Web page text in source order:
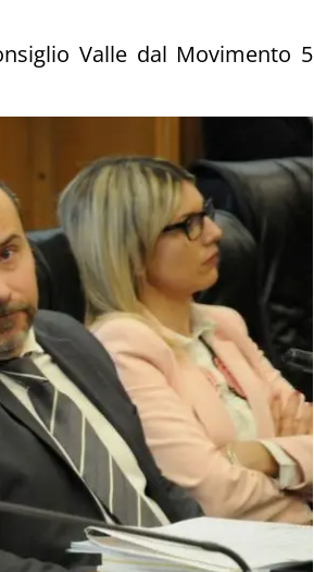
Valle dal Movimento 5